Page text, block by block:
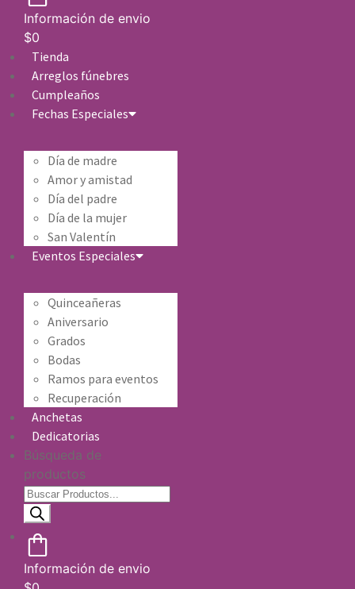
Información de envio
$0
Tienda
Arreglos fúnebres
Cumpleaños
Fechas Especiales
Día de madre
Amor y amistad
Día del padre
Día de la mujer
San Valentín
Eventos Especiales
Quinceañeras
Aniversario
Grados
Bodas
Ramos para eventos
Recuperación
Anchetas
Dedicatorias
Búsqueda de
productos
Información de envio